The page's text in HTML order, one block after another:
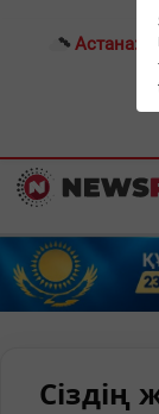
Астана: